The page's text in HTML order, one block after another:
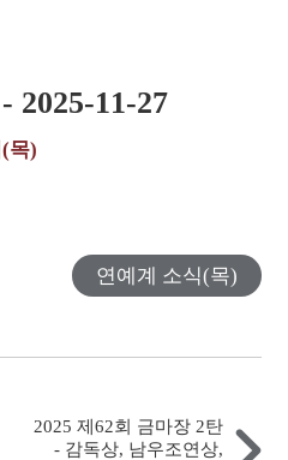
2025-11-27
목)
연예계 소식(목)
2025 제62회 금마장 2탄
- 감독상, 남우조연상,